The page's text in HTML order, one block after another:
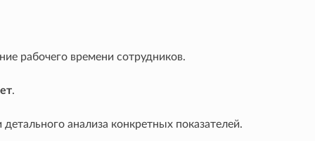
рабочего времени сотрудников.
.
анализа конкретных показателей.